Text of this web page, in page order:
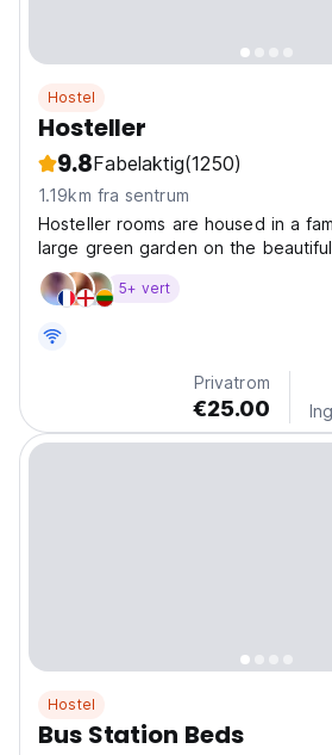
Hostel
Hosteller
9.8Fabelaktig(1250)
1.19km fra sentrum
Hosteller rooms are housed in a
large green garden on the
a view of the Bled castle. The
accommodate up to 14 guests (2
dorm room...
5+ vert
Privatrom
€25.00
Hostel
Bus Station Beds